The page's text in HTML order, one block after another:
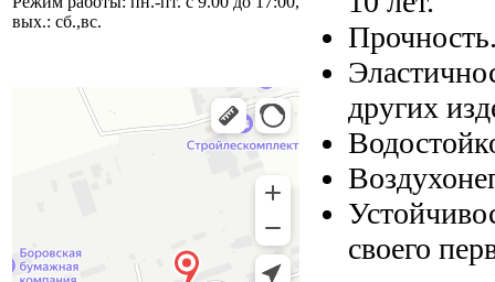
вых.: сб.,вс.
других
своего